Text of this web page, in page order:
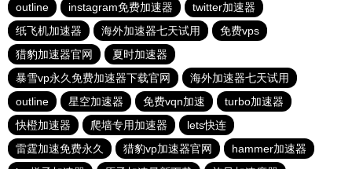
outline
instagram免费加速器
twitter加速器
纸飞机加速器
海外加速器七天试用
免费vps
猎豹加速器官网
夏时加速器
暴雪vp永久免费加速器下载官网
海外加速器七天试用
outline
星空加速器 免费vqn加速
turbo加速器
快橙加速器
爬墙专用加速器
lets快连
雷霆加速免费永久
猎豹vp加速器官网
hammer加速器